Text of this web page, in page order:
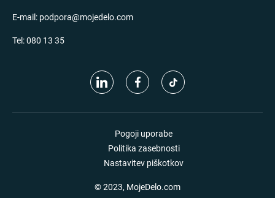
E-mail: podpora@mojedelo.com
Tel:080 13 35
Pogoji uporabe
Politika zasebnosti
Nastavitev piškotkov
© 2023, MojeDelo.com